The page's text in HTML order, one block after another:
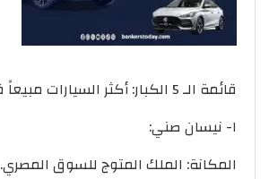
قائمة الـ 5 الكبار: أكثر السيارات مبيعاً في 2025
١- نيسان صني:
المكانة: الملك المتوج للسوق المصري.